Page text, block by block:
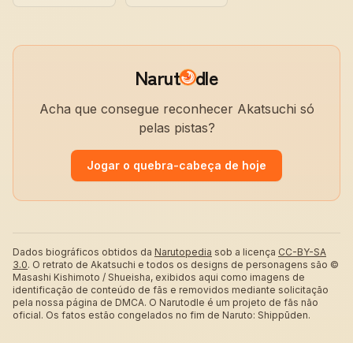
Narut dle
Acha que consegue reconhecer Akatsuchi só
pelas pistas?
Jogar o quebra-cabeça de hoje
Dados biográficos obtidos da Narutopedia sob a licença CC-BY-SA
3.0. O retrato de Akatsuchi e todos os designs de personagens são ©
Masashi Kishimoto / Shueisha, exibidos aqui como imagens de
identificação de conteúdo de fãs e removidos mediante solicitação
pela nossa página de DMCA. O Narutodle é um projeto de fãs não
oficial. Os fatos estão congelados no fim de Naruto: Shippūden.